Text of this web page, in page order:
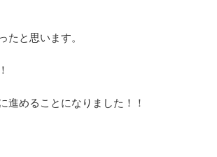
たと思います。
進めることになりました！！